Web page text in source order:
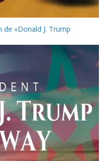
«Donald J. Trump